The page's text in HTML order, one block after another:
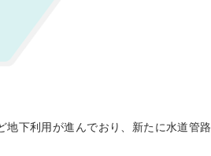
地下利用が進んでおり、新たに水道管路